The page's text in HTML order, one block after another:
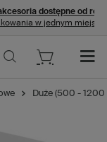
dostępne od ręki
w jednym miejscu
Duże (500 -